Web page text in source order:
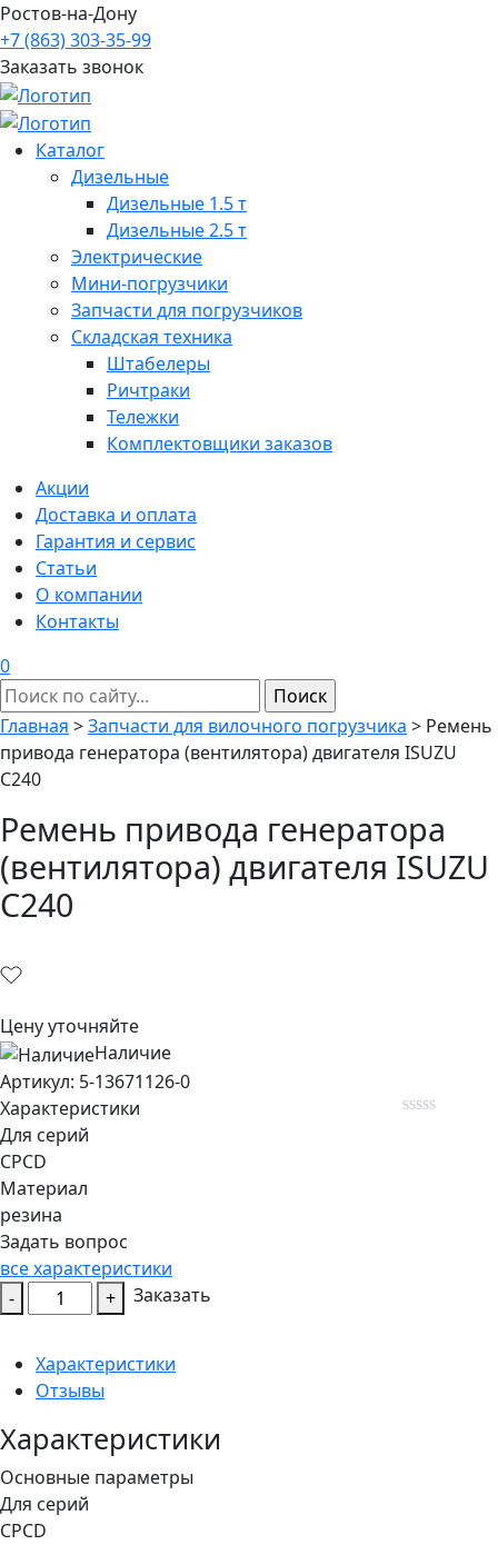
Ростов-на-Дону
+7 (863) 303-35-99
Заказать звонок
Каталог
Дизельные
Дизельные 1.5 т
Дизельные 2.5 т
Электрические
Мини-погрузчики
Запчасти для погрузчиков
Складская техника
Штабелеры
Ричтраки
Тележки
Комплектовщики заказов
Акции
Доставка и оплата
Гарантия и сервис
Статьи
О компании
Контакты
0
Главная >Запчасти для вилочного погрузчика > Ремень
привода генератора (вентилятора) двигателя ISUZU
C240
Ремень привода генератора
(вентилятора) двигателя ISUZU
C240
Цену уточняйте
Наличие
Aртикул: 5-13671126-0
Характеристики
Для серий
CPCD
Материал
резина
Задать вопрос
все характеристики
-
Количество
товара
привода
генератора
(вентилятора)
двигателя
ISUZU
C240
+ Заказать
Характеристики
Отзывы
Характеристики
Основные параметры
Для серий
CPCD